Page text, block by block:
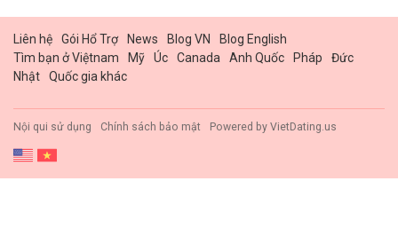
Liên hệ Gói Hổ Trợ News Blog VN
Blog English
Tìm bạn ở Việtnam
Mỹ Úc Canada Anh Quốc Pháp
Đức
Nhật
Quốc gia khác
Nội qui sử dụng Chính sách bảo mật Powered by VietDating.us